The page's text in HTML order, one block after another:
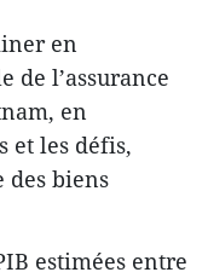
en
de l’assurance
en
et les défis,
des biens
estimées entre